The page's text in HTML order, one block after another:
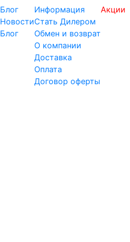
Блог
Новости
Блог
Информация
Стать Дилером
Обмен и возврат
О компании
Доставка
Оплата
Договор оферты
Акции